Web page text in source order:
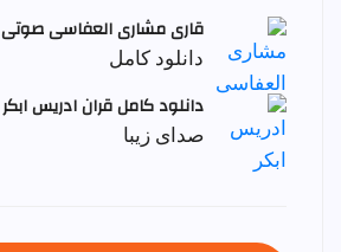
قاری مشاری العفاسی صوتی mp3
دانلود کامل
دانلود کامل قران ادریس ابکر mp3
صدای زیبا